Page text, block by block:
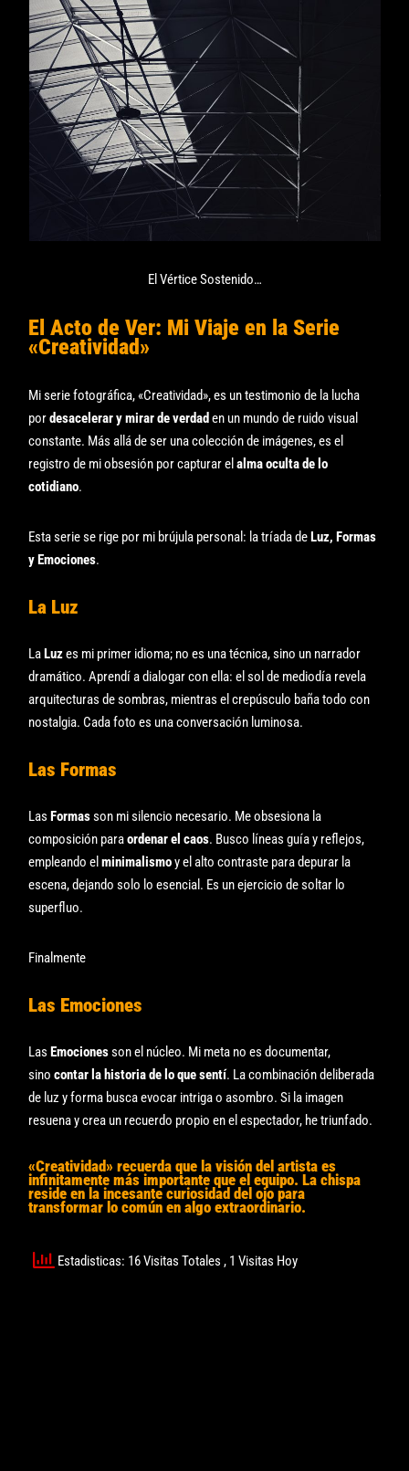
El Vértice Sostenido…
El Acto de Ver: Mi Viaje en la Serie
«Creatividad»
Mi serie fotográfica, «Creatividad», es un testimonio de la lucha
pordesacelerar y mirar de verdad en un mundo de ruido visual
constante. Más allá de ser una colección de imágenes, es el
registro de mi obsesión por capturar elalma oculta de lo
cotidiano.
Esta serie se rige por mi brújula personal: la tríada deLuz, Formas
y Emociones.
La Luz
LaLuzes mi primer idioma; no es una técnica, sino un narrador
dramático. Aprendí a dialogar con ella: el sol de mediodía revela
arquitecturas de sombras, mientras el crepúsculo baña todo con
nostalgia. Cada foto es una conversación luminosa.
Las Formas
LasFormasson mi silencio necesario. Me obsesiona la
composición paraordenar el caos. Busco líneas guía y reflejos,
empleando elminimalismoy el alto contraste para depurar la
escena, dejando solo lo esencial. Es un ejercicio de soltar lo
superfluo.
Finalmente
Las Emociones
LasEmocionesson el núcleo. Mi meta no es documentar,
sinocontar la historia de lo que sentí. La combinación deliberada
de luz y forma busca evocar intriga o asombro. Si la imagen
resuena y crea un recuerdo propio en el espectador, he triunfado.
«Creatividad» recuerda que lavisión del artista es
infinitamente más importante que el equipo. La chispa
reside en laincesante curiosidad del ojo para
transformar lo común en algoextraordinario.
Estadisticas: 16 Visitas Totales, 1 Visitas Hoy